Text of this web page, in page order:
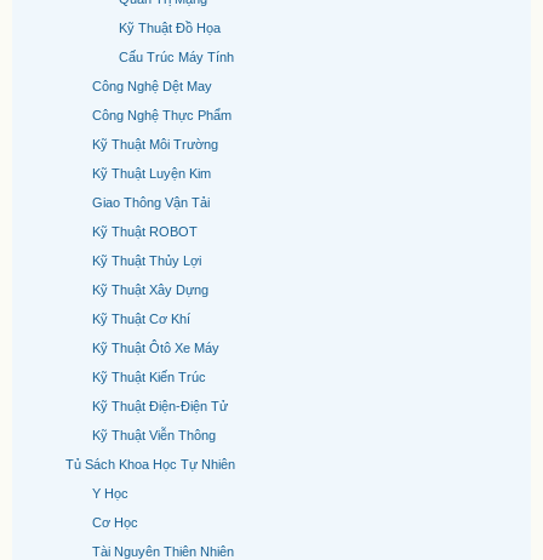
Kỹ Thuật Đồ Họa
Cấu Trúc Máy Tính
Công Nghệ Dệt May
Công Nghệ Thực Phẩm
Kỹ Thuật Môi Trường
Kỹ Thuật Luyện Kim
Giao Thông Vận Tải
Kỹ Thuật ROBOT
Kỹ Thuật Thủy Lợi
Kỹ Thuật Xây Dựng
Kỹ Thuật Cơ Khí
Kỹ Thuật Ôtô Xe Máy
Kỹ Thuật Kiến Trúc
Kỹ Thuật Điện-Điện Tử
Kỹ Thuật Viễn Thông
Tủ Sách Khoa Học Tự Nhiên
Y Học
Cơ Học
Tài Nguyên Thiên Nhiên